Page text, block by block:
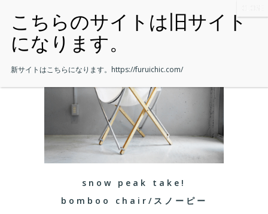
snow peak take!
bomboo chair/スノーピー
新サイトはこちらになります。 https://furuichic.com/